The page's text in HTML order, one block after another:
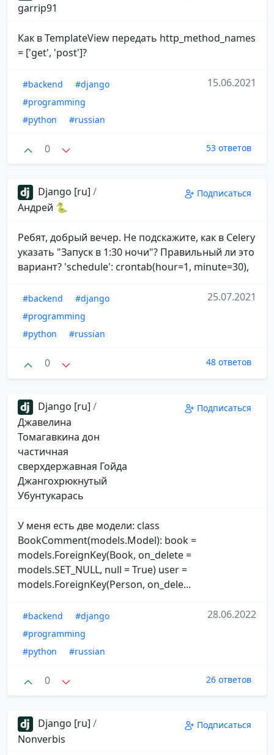
garrip91
Как в TemplateView передать http_method_names
= ['get', 'post']?
#backend
#django
#programming
#python
#russian
15.06.2021
0 53 ответов
Django [ru] /
Андрей 🐍
Подписаться
Ребят, добрый вечер. Не подскажите, как в Celery
указать "Запуск в 1:30 ночи"? Правильный ли это
вариант? 'schedule': crontab(hour=1, minute=30),
#backend
#django
#programming
#python
#russian
25.07.2021
0 48 ответов
Django [ru] /
Джавелина
Томагавкина дон
частичная
сверхдержавная Гойда
Джангохрюкнутый
Убунтукарась
Подписаться
У меня есть две модели: class
BookComment(models.Model): book =
models.ForeignKey(Book, on_delete =
models.SET_NULL, null = True) user =
models.ForeignKey(Person, on_dele...
#backend
#django
#programming
#python
#russian
28.06.2022
0 26 ответов
Django [ru] /
Nonverbis
Подписаться